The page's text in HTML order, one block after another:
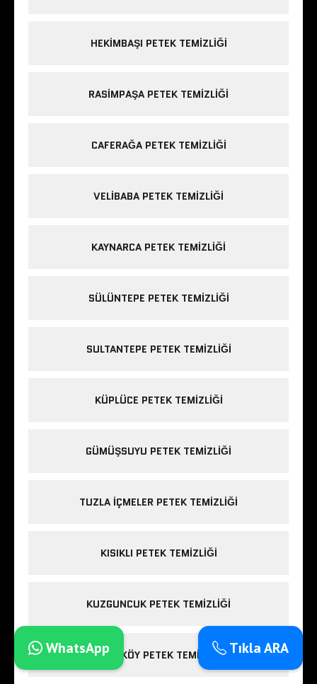
HEKIMBAŞI PETEK TEMIZLIĞI
RASIMPAŞA PETEK TEMIZLIĞI
CAFERAĞA PETEK TEMIZLIĞI
VELIBABA PETEK TEMIZLIĞI
KAYNARCA PETEK TEMIZLIĞI
SÜLÜNTEPE PETEK TEMIZLIĞI
SULTANTEPE PETEK TEMIZLIĞI
KÜPLÜCE PETEK TEMIZLIĞI
GÜMÜŞSUYU PETEK TEMIZLIĞI
TUZLA IÇMELER PETEK TEMIZLIĞI
KISIKLI PETEK TEMIZLIĞI
KUZGUNCUK PETEK TEMIZLIĞI
FIRÜZKÖY PETEK TEMIZLIĞI Tıkla ARA
WhatsApp